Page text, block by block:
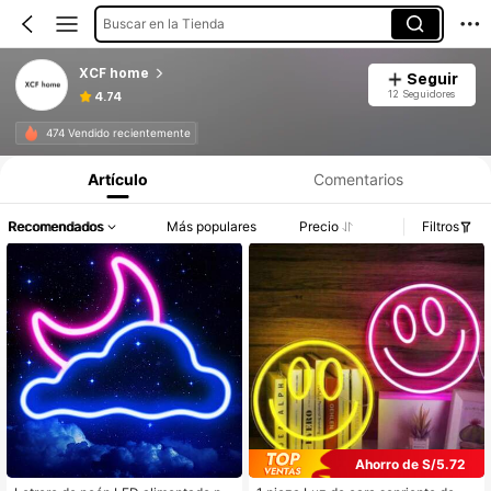
Buscar en la Tienda
XCF home
4.74
Seguir
12 Seguidores
474 Vendido recientemente
Artículo Comentarios
Recomendados Más populares Precio Filtros
Ahorro de S/5.72